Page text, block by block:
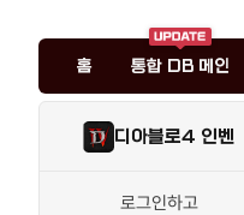
홈 통합 DB 메인
디아블로4 인벤
로그인하고